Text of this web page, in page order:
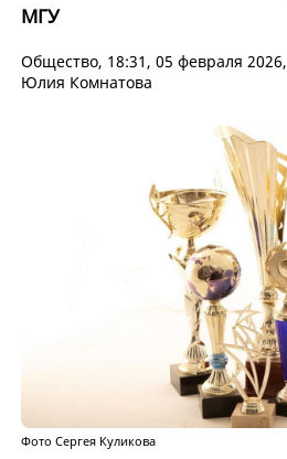
МГУ
Общество, 18:31, 05 февраля 2026,
Юлия Комнатова
Фото Сергея Куликова